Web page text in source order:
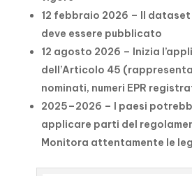
12 febbraio 2026 – Il
deve essere pubblicato
12 agosto 2026 – Inizia
dell’Articolo 45
nominati, numeri EPR
2025–2026 – I paesi
applicare parti del
Monitora attentamente le